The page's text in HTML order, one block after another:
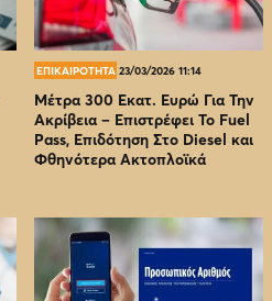
ΕΠΙΚΑΙΡΟΤΗΤΑ 23/03/2026 11:14
Μέτρα 300 Εκατ. Ευρώ Για Την
Ακρίβεια – Επιστρέφει Το Fuel
Pass, Επιδότηση Στο Diesel και
Φθηνότερα Ακτοπλοϊκά